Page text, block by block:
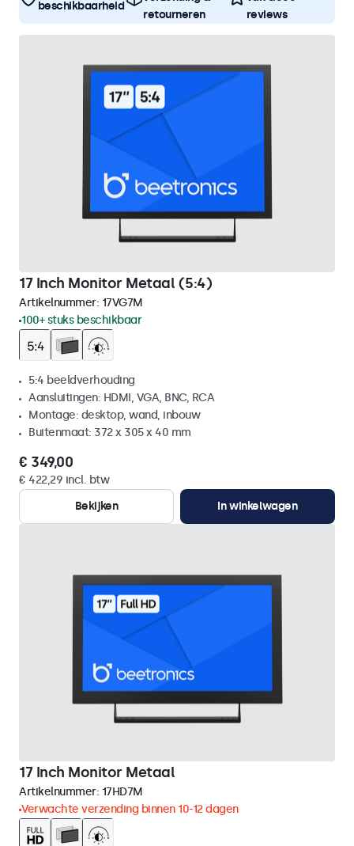
beschikbaarheid
retourneren
reviews
17 Inch Monitor Metaal (5:4)
Artikelnummer: 17VG7M
100+ stuks beschikbaar
5:4 beeldverhouding
Aansluitingen: HDMI, VGA, BNC, RCA
Montage: desktop, wand, inbouw
Buitenmaat: 372 x 305 x 40 mm
€ 349,00
€ 422,29 incl. btw
Bekijken
In winkelwagen
17 Inch Monitor Metaal
Artikelnummer: 17HD7M
Verwachte verzending binnen 10-12 dagen